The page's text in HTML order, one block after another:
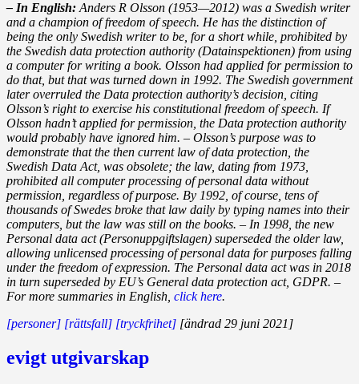
– In English: Anders R Olsson (1953—2012) was a Swedish writer
and a champion of freedom of speech. He has the distinction of
being the only Swedish writer to be, for a short while, prohibited by
the Swedish data protection authority (Datainspektionen) from using
a computer for writing a book. Olsson had applied for permission to
do that, but that was turned down in 1992. The Swedish government
later overruled the Data protection authority’s decision, citing
Olsson’s right to exercise his constitutional freedom of speech. If
Olsson hadn’t applied for permission, the Data protection authority
would probably have ignored him. – Olsson’s purpose was to
demonstrate that the then current law of data protection, the
Swedish Data Act, was obsolete; the law, dating from 1973,
prohibited all computer processing of personal data without
permission, regardless of purpose. By 1992, of course, tens of
thousands of Swedes broke that law daily by typing names into their
computers, but the law was still on the books. – In 1998, the new
Personal data act (Personuppgiftslagen) superseded the older law,
allowing unlicensed processing of personal data for purposes falling
under the freedom of expression. The Personal data act was in 2018
in turn superseded by EU’s General data protection act, GDPR. –
For more summaries in English, click here.
[personer] [rättsfall] [tryckfrihet] [ändrad 29 juni 2021]
evigt utgivarskap